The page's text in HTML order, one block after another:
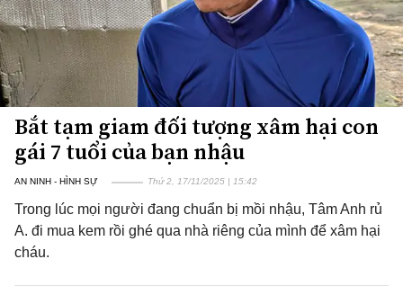
Bắt tạm giam đối tượng xâm hại con
gái 7 tuổi của bạn nhậu
AN NINH - HÌNH SỰ Thứ 2, 17/11/2025 | 15:42
Trong lúc mọi người đang chuẩn bị mồi nhậu, Tâm Anh rủ
A. đi mua kem rồi ghé qua nhà riêng của mình để xâm hại
cháu.